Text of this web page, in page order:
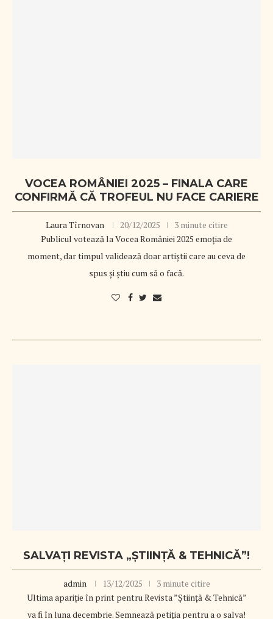
VOCEA ROMÂNIEI 2025 – FINALA CARE
CONFIRMĂ CĂ TROFEUL NU FACE CARIERE
Laura Tîrnovan 20/12/2025
3 minute citire
Publicul votează la Vocea României 2025 emoția de
moment, dar timpul validează doar artiștii care au ceva de
spus și știu cum să o facă.
SALVAȚI REVISTA „ȘTIINȚĂ & TEHNICĂ”!
admin 13/12/2025
3 minute citire
Ultima apariție în print pentru Revista ”Știință & Tehnică”
va fi în luna decembrie. Semnează petiția pentru a o salva!